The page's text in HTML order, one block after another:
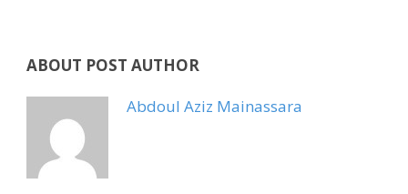
ABOUT POST AUTHOR
Abdoul Aziz Mainassara